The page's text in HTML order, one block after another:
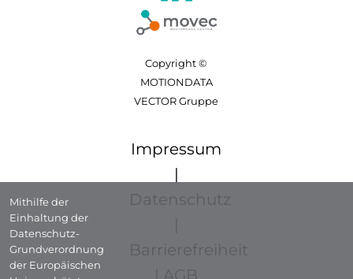
Copyright ©
MOTIONDATA
VECTOR Gruppe
Impressum
|
Datenschutz
Barrierefreiheit
AGB
Mithilfe der
Einhaltung der
Datenschutz-
Grundverordnung
der Europäischen